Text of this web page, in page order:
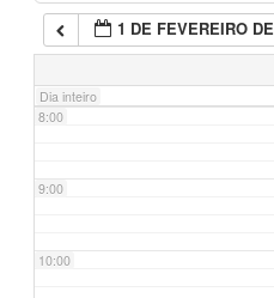
1 DE FEVEREIRO
Dia inteiro
7:00
8:00
9:00
10:00